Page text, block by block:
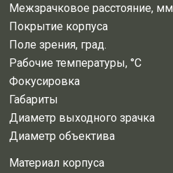
Межзрачковое расстояние, мм
Покрытие корпуса
Поле зрения, град.
Рабочие температуры, °C
Фокусировка
Габариты
Диаметр выходного зрачка
Диаметр объектива
Материал корпуса